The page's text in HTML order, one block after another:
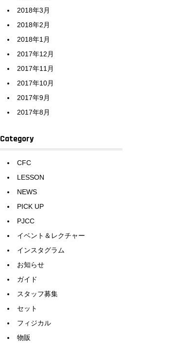
2018年3月
2018年2月
2018年1月
2017年12月
2017年11月
2017年10月
2017年9月
2017年8月
Category
CFC
LESSON
NEWS
PICK UP
PJCC
イベント＆レクチャー
インスタグラム
お知らせ
ガイド
スタッフ募集
セット
フィジカル
物販